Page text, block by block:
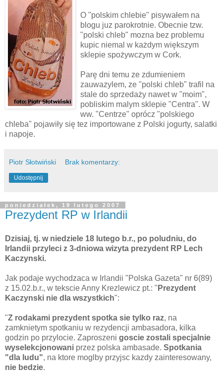
O "polskim chlebie" pisywałem na
blogu juz parokrotnie. Obecnie tzw.
"polski chleb" mozna bez problemu
kupic niemal w każdym większym
sklepie spożywczym w Cork.
Parę dni temu ze zdumieniem
zauwazylem, ze "polski chleb" trafil na
stale do sprzedaży nawet w "moim",
pobliskim malym sklepie "Centra". W
ww. "Centrze" oprócz "polskiego
chleba" pojawiły się tez importowane z Polski jogurty, salatki
i napoje.
Piotr Słotwiński Brak komentarzy:
Udostępnij
poniedziałek, 19 lutego 2007
Prezydent RP w Irlandii
Dzisiaj, tj. w niedziele 18 lutego b.r., po poludniu, do
Irlandii przyleci z 3-dniowa wizyta prezydent RP Lech
Kaczynski.
Jak podaje wychodzaca w Irlandii "Polska Gazeta" nr 6(89)
z 15.02.b.r., w tekscie Anny Krezlewicz pt.: " Prezydent
Kaczynski nie dla wszystkich":
"Z rodakami prezydent spotka sie tylko raz, na
zamknietym spotkaniu w rezydencji ambasadora, kilka
godzin po przylocie. Zaproszeni goscie zostali specjalnie
wyselekcjonowani przez polska ambasade. Spotkania
"dla ludu", na ktore moglby przyjsc kazdy zainteresowany,
nie bedzie.